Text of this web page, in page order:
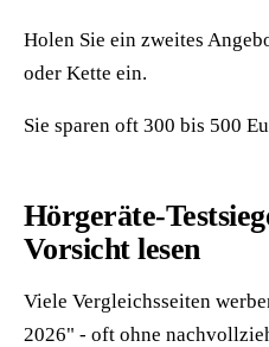
Holen Sie ein zweites
oder Kette ein.
Sie sparen oft 300 bis 500
Hörgeräte-
Vorsicht lesen
Viele Vergleichsseiten
2026" - oft ohne